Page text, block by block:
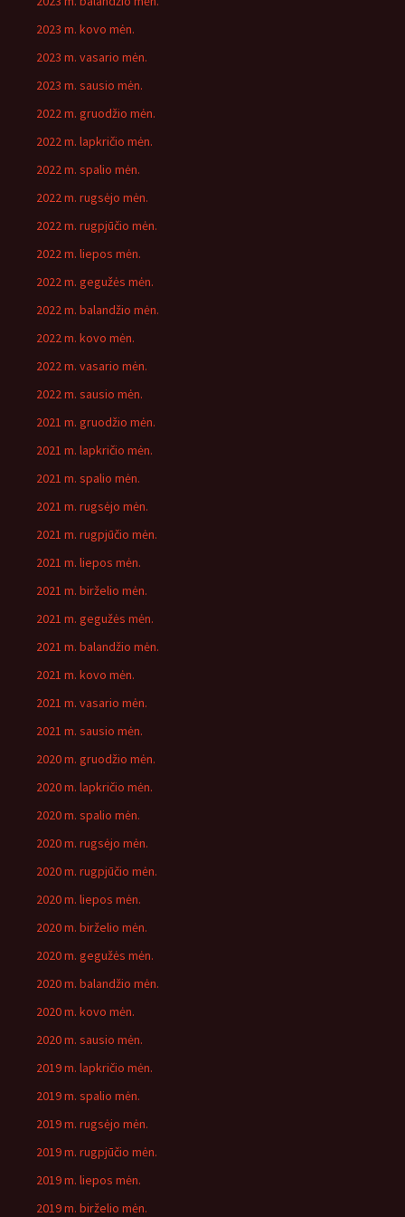
2023 m. kovo mėn.
2023 m. vasario mėn.
2023 m. sausio mėn.
2022 m. gruodžio mėn.
2022 m. lapkričio mėn.
2022 m. spalio mėn.
2022 m. rugsėjo mėn.
2022 m. rugpjūčio mėn.
2022 m. liepos mėn.
2022 m. gegužės mėn.
2022 m. balandžio mėn.
2022 m. kovo mėn.
2022 m. vasario mėn.
2022 m. sausio mėn.
2021 m. gruodžio mėn.
2021 m. lapkričio mėn.
2021 m. spalio mėn.
2021 m. rugsėjo mėn.
2021 m. rugpjūčio mėn.
2021 m. liepos mėn.
2021 m. birželio mėn.
2021 m. gegužės mėn.
2021 m. balandžio mėn.
2021 m. kovo mėn.
2021 m. vasario mėn.
2021 m. sausio mėn.
2020 m. gruodžio mėn.
2020 m. lapkričio mėn.
2020 m. spalio mėn.
2020 m. rugsėjo mėn.
2020 m. rugpjūčio mėn.
2020 m. liepos mėn.
2020 m. birželio mėn.
2020 m. gegužės mėn.
2020 m. balandžio mėn.
2020 m. kovo mėn.
2020 m. sausio mėn.
2019 m. lapkričio mėn.
2019 m. spalio mėn.
2019 m. rugsėjo mėn.
2019 m. rugpjūčio mėn.
2019 m. liepos mėn.
2019 m. birželio mėn.